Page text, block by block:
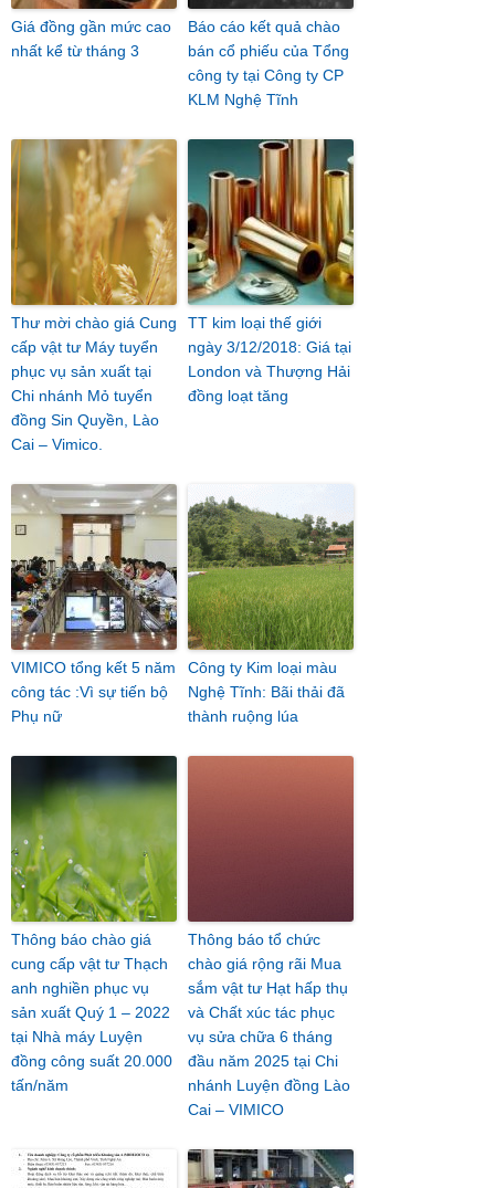
Giá đồng gần mức cao
nhất kể từ tháng 3
Báo cáo kết quả chào
bán cổ phiếu của Tổng
công ty tại Công ty CP
KLM Nghệ Tĩnh
Thư mời chào giá Cung
cấp vật tư Máy tuyển
phục vụ sản xuất tại
Chi nhánh Mỏ tuyển
đồng Sin Quyền, Lào
Cai – Vimico.
TT kim loại thế giới
ngày 3/12/2018: Giá tại
London và Thượng Hải
đồng loạt tăng
VIMICO tổng kết 5 năm
công tác :Vì sự tiến bộ
Phụ nữ
Công ty Kim loại màu
Nghệ Tĩnh: Bãi thải đã
thành ruộng lúa
Thông báo chào giá
cung cấp vật tư Thạch
anh nghiền phục vụ
sản xuất Quý 1 – 2022
tại Nhà máy Luyện
đồng công suất 20.000
tấn/năm
Thông báo tổ chức
chào giá rộng rãi Mua
sắm vật tư Hạt hấp thụ
và Chất xúc tác phục
vụ sửa chữa 6 tháng
đầu năm 2025 tại Chi
nhánh Luyện đồng Lào
Cai – VIMICO